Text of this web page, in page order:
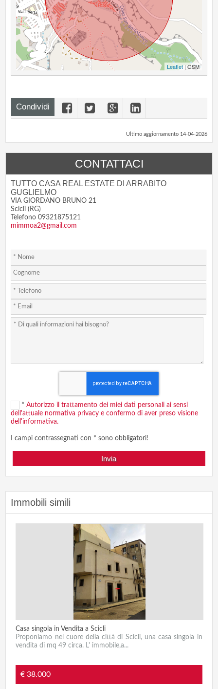
Leaflet| OSM
Condividi
Ultimo aggiornamento 14-04-2026
CONTATTACI
TUTTO CASA REAL ESTATE DI ARRABITO
GUGLIELMO
VIA GIORDANO BRUNO 21
Scicli (RG)
Telefono 09321875121
mimmoa2@gmail.com
*Autorizzo il trattamento dei miei dati personali ai sensi
dell'attuale normativa privacy e confermo di aver preso visione
dell'informativa.
I campi contrassegnati con * sono obbligatori!
Immobili simili
Casa singola in Vendita a Scicli
Proponiamo nel cuore della città di Scicli, una casa singola in
vendita di mq 49 circa. L' immobile,a...
€ 38.000